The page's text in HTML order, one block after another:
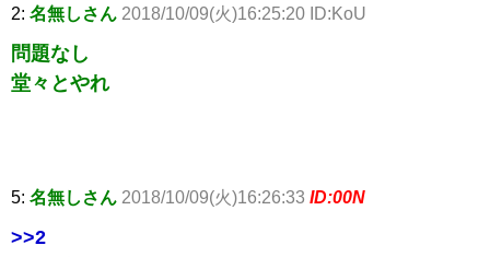
2: 名無しさん 2018/10/09(火)16:25:20 ID:KoU
問題なし
堂々とやれ
5: 名無しさん 2018/10/09(火)16:26:33 ID:00N
>>2